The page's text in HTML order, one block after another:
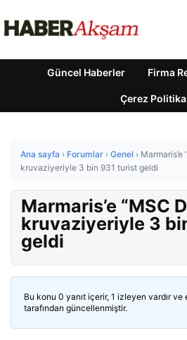
Güncel Haberler Firma
Çerez
Ana sayfa › Forumlar › Genel › Marmaris’e
kruvaziyeriyle 3 bin 931 turist geldi
Marmaris’e “MSC
kruvaziyeriyle 3
geldi
Bu konu 0 yanıt içerir, 1 izleyen vardır ve
tarafından güncellenmiştir.